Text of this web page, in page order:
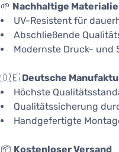
🌱 Nachhaltige
UV-Resistent für
Abschließende
Modernste Druck- und
🇩🇪 Deutsche
Höchste
Qualitätssicherung
Handgefertigte
📦 Kostenloser Versand